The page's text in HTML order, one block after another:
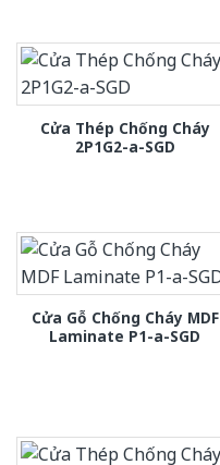
Cửa Thép Chống Cháy
2P1G2-a-SGD
Cửa Gỗ Chống Cháy MDF
Laminate P1-a-SGD